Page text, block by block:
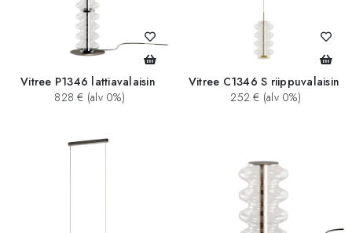
Vitree P1346 lattiavalaisin
828 € (alv 0%)
Vitree C1346 S riippuvalaisin
252 € (alv 0%)